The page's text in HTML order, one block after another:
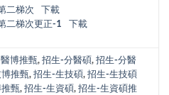
二梯次
下載
二梯次更正-1
下載
博推甄,招生-分醫碩,招生-分醫
推甄,招生-生技碩,招生-生技碩
甄,招生-生資碩,招生-生資碩推